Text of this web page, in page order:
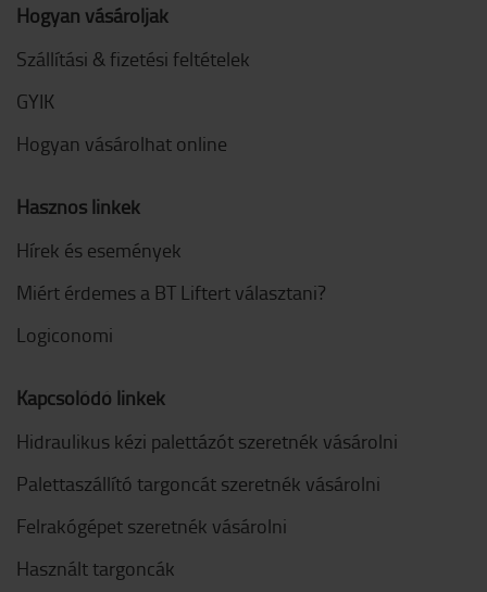
Hogyan vásároljak
Szállítási & fizetési feltételek
GYIK
Hogyan vásárolhat online
Hasznos linkek
Hírek és események
Miért érdemes a BT Liftert választani?
Logiconomi
Kapcsolódó linkek
Hidraulikus kézi palettázót szeretnék vásárolni
Palettaszállító targoncát szeretnék vásárolni
Felrakógépet szeretnék vásárolni
Használt targoncák